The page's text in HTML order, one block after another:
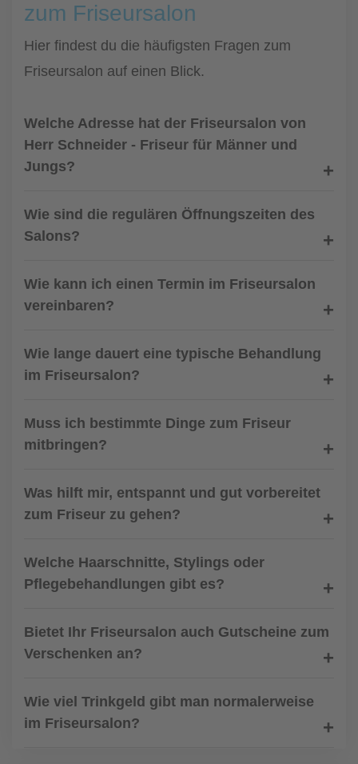
zum Friseursalon
Hier findest du die häufigsten Fragen zum
Friseursalon auf einen Blick.
Welche Adresse hat der Friseursalon von
Herr Schneider - Friseur für Männer und
Jungs?
Wie sind die regulären Öffnungszeiten des
Salons?
Wie kann ich einen Termin im Friseursalon
vereinbaren?
Wie lange dauert eine typische Behandlung
im Friseursalon?
Muss ich bestimmte Dinge zum Friseur
mitbringen?
Was hilft mir, entspannt und gut vorbereitet
zum Friseur zu gehen?
Welche Haarschnitte, Stylings oder
Pflegebehandlungen gibt es?
Bietet Ihr Friseursalon auch Gutscheine zum
Verschenken an?
Wie viel Trinkgeld gibt man normalerweise
im Friseursalon?